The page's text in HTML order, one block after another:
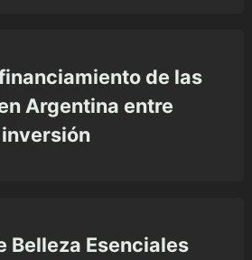
de las
Argentina entre
Belleza Esenciales